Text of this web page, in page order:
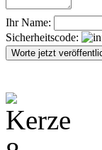
Ihr Name:
Sicherheitscode: